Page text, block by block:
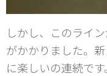
しかし、このライ
がかかりました。
に楽しいの連続で